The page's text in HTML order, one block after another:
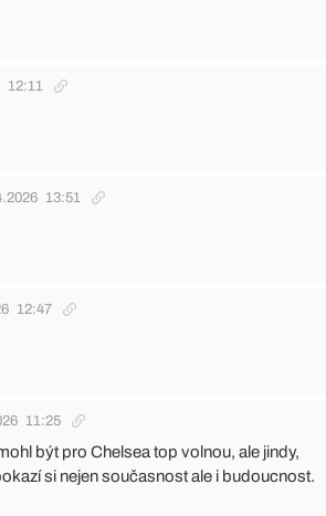
12:11
13:51
12:47
11:25
být pro Chelsea top volnou, ale jindy,
si nejen současnost ale i budoucnost.